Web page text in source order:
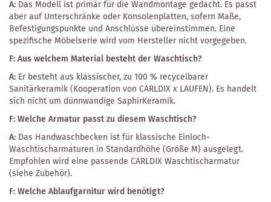
A: Das Modell ist primär für die Wandmontage gedacht. Es passt
aber auf Unterschränke oder Konsolenplatten, sofern Maße,
Befestigungspunkte und Anschlüsse übereinstimmen. Eine
spezifische Möbelserie wird vom Hersteller nicht vorgegeben.
F: Aus welchem Material besteht der Waschtisch?
A: Er besteht aus klassischer, zu 100 % recycelbarer
Sanitärkeramik (Kooperation von CARLDIX x LAUFEN). Es handelt
sich nicht um dünnwandige SaphirKeramik.
F: Welche Armatur passt zu diesem Waschtisch?
A: Das Handwaschbecken ist für klassische Einloch-
Waschtischarmaturen in Standardhöhe (Größe M) ausgelegt.
Empfohlen wird eine passende CARLDIX Waschtischarmatur
(siehe Zubehör).
F: Welche Ablaufgarnitur wird benötigt?